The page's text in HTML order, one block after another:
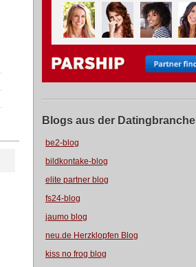
Blogs aus der Datingbranche
be2-blog
bildkontake-blog
elite partner blog
fs24-blog
jaumo blog
neu.de Herzklopfen Blog
kiss no frog blog